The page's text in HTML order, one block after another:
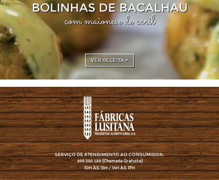
BOLINHAS DE BACALHAU
com maionese de caril
VER RECEITA >
SERVIÇO DE ATENDIMENTO AO CONSUMIDOR:
800 200 189(Chamada Gratuita)
10H ÀS 13H / 14H ÀS 17H